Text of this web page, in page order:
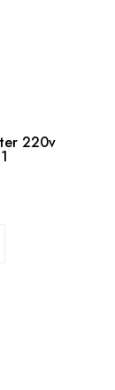
220v